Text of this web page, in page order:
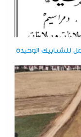
للشبابيك الوحيدة